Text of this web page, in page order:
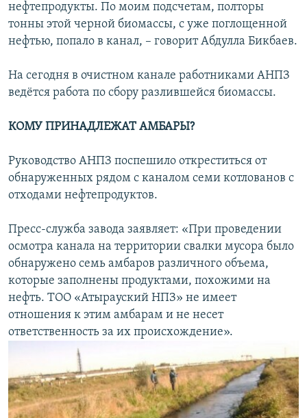
нефтепродукты. По моим подсчетам, полторы
тонны этой черной биомассы, с уже поглощенной
нефтью, попало в канал, – говорит Абдулла Бикбаев.
На сегодня в очистном канале работниками АНПЗ
ведётся работа по сбору разлившейся биомассы.
КОМУ ПРИНАДЛЕЖАТ АМБАРЫ?
Руководство АНПЗ поспешило откреститься от
обнаруженных рядом с каналом семи котлованов с
отходами нефтепродуктов.
Пресс-служба завода заявляет: «При проведении
осмотра канала на территории свалки мусора было
обнаружено семь амбаров различного объема,
которые заполнены продуктами, похожими на
нефть. ТОО «Атырауский НПЗ» не имеет
отношения к этим амбарам и не несет
ответственность за их происхождение».